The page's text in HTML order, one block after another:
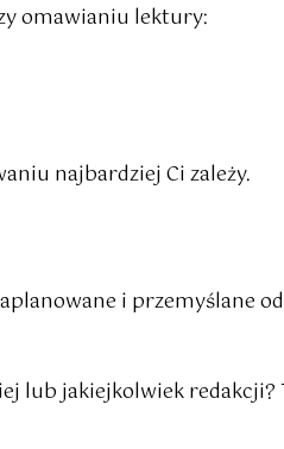
omawianiu lektury:
najbardziej Ci zależy.
i przemyślane
lub jakiejkolwiek redakcji?